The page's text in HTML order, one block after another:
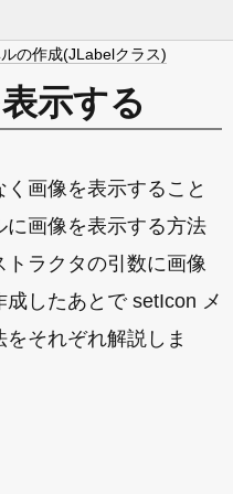
の作成(JLabelクラス)
示する
画像を表示すること
に画像を表示する方法
ラクタの引数に画像
したあとで setIcon メ
それぞれ解説しま